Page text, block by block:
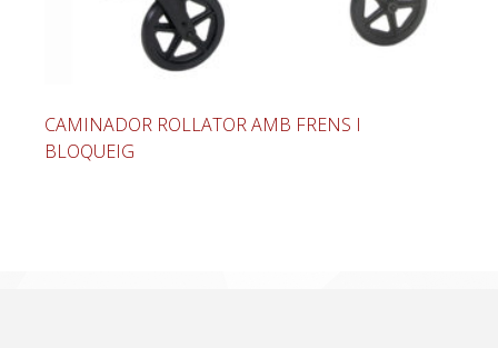
CAMINADOR ROLLATOR AMB FRENS I
BLOQUEIG